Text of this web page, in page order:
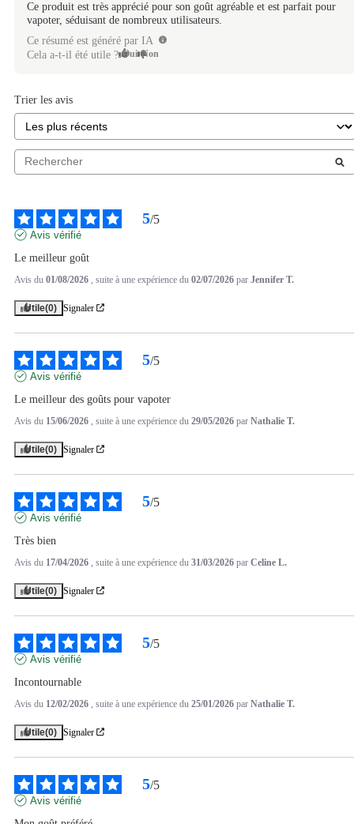
Ce produit est très apprécié pour son goût agréable et est parfait pour
vapoter, séduisant de nombreux utilisateurs.
Ce résumé est généré par IA
Cela a-t-il été utile ? Oui Non
Trier les avis
5/5
Avis vérifié
Le meilleur goût
Avis du 01/08/2026 , suite à une expérience du 02/07/2026 par Jennifer T.
Utile(0) Signaler
5/5
Avis vérifié
Le meilleur des goûts pour vapoter
Avis du 15/06/2026 , suite à une expérience du 29/05/2026 par Nathalie T.
Utile(0) Signaler
5/5
Avis vérifié
Très bien
Avis du 17/04/2026 , suite à une expérience du 31/03/2026 par Celine L.
Utile(0) Signaler
5/5
Avis vérifié
Incontournable
Avis du 12/02/2026 , suite à une expérience du 25/01/2026 par Nathalie T.
Utile(0) Signaler
5/5
Avis vérifié